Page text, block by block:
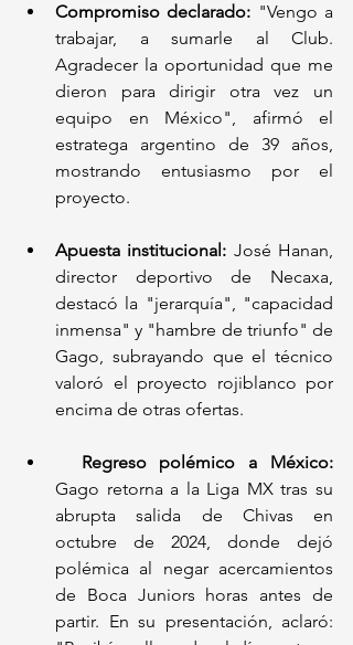
Compromiso declarado: "Vengo a
trabajar, a sumarle al Club.
Agradecer la oportunidad que me
dieron para dirigir otra vez un
equipo en México", afirmó el
estratega argentino de 39 años,
mostrando entusiasmo por el
proyecto.
Apuesta institucional: José Hanan,
director deportivo de Necaxa,
destacó la "jerarquía", "capacidad
inmensa" y "hambre de triunfo" de
Gago, subrayando que el técnico
valoró el proyecto rojiblanco por
encima de otras ofertas.
Regreso polémico a México:
Gago retorna a la Liga MX tras su
abrupta salida de Chivas en
octubre de 2024, donde dejó
polémica al negar acercamientos
de Boca Juniors horas antes de
partir. En su presentación, aclaró: